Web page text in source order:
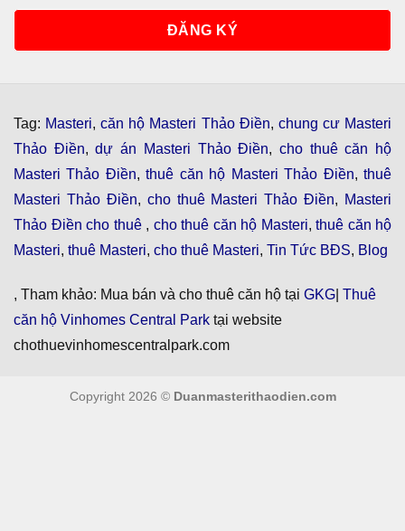
Tag: Masteri,căn hộ Masteri Thảo Điền, chung cư Masteri
Thảo Điền,dự án Masteri Thảo Điền, cho thuê căn hộ
Masteri Thảo Điền,thuê căn hộ Masteri Thảo Điền,thuê
Masteri Thảo Điền, cho thuê Masteri Thảo Điền, Masteri
Thảo Điền cho thuê , cho thuê căn hộ Masteri, thuê căn hộ
Masteri, thuê Masteri, cho thuê Masteri, Tin Tức BĐS, Blog
, Tham khảo: Mua bán và cho thuê căn hộ tại GKG Thuê
căn hộ Vinhomes Central Park tại website
chothuevinhomescentralpark.com
Copyright 2026 © Duanmasterithaodien.com